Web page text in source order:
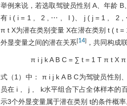
举例来说，若选取驾驶员性别 A、年龄 B
有 i ( i = 1 2 ⋯ I ) j ( j = 1 2
π t X为潜在类别变量 X在潜在类别 t ( t =
外显变量之间的潜在关系[14]，共同构成
π i j k A B C = ∑ t = 1 T π t X π
式（1）中： π i j k A B C为驾驶员性别
员在 i j k水平组合下占全体样本的
示3个外显变量属于潜在类别 t的条件概率